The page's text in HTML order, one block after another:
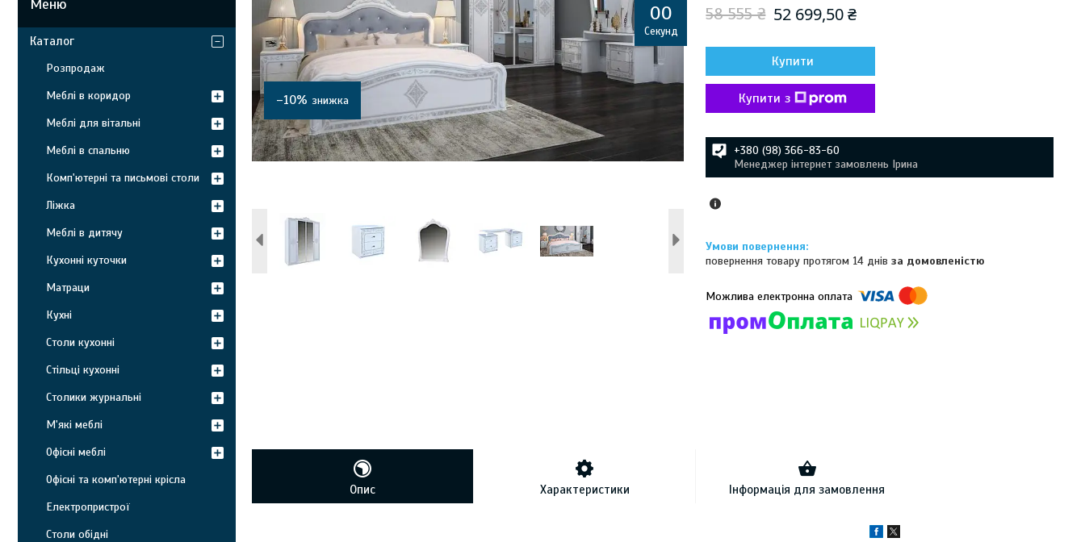
00
Секунд
–10%
58 555 ₴ 52 699,50 ₴
Купити
Купити з
+380 (98) 366-83-60
Менеджер інтернет замовлень Ірина
повернення товару протягом 14 днівза домовленістю
Опис Характеристики Інформація для замовлення
Каталог
Розпродаж
Меблі в коридор
Меблі для вітальні
Меблі в спальню
Комп'ютерні та письмові столи
Ліжка
Меблі в дитячу
Кухонні куточки
Матраци
Кухні
Столи кухонні
Стільці кухонні
Столики журнальні
М'які меблі
Офісні меблі
Офісні та комп'ютерні крісла
Електропристрої
Столи обідні